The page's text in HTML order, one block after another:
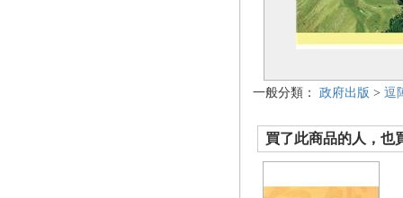
一般分類： 政府出版 > 逗
買了此商品的人，也